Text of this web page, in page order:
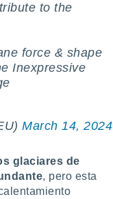
to the
force & shape
Inexpressive
March 14, 2024
glaciares de
, pero esta